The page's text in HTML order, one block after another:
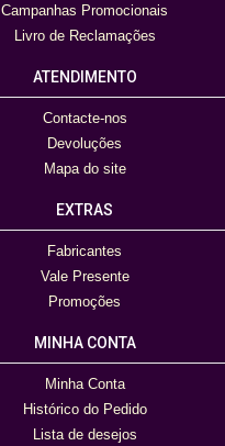
Campanhas Promocionais
Livro de Reclamações
ATENDIMENTO
Contacte-nos
Devoluções
Mapa do site
EXTRAS
Fabricantes
Vale Presente
Promoções
MINHA CONTA
Minha Conta
Histórico do Pedido
Lista de desejos